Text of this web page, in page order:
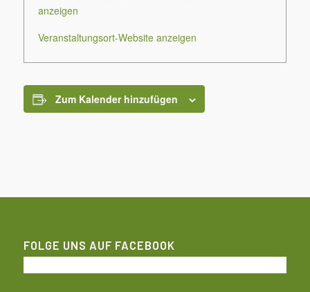
anzeigen
Veranstaltungsort-Website anzeigen
Zum Kalender hinzufügen
FOLGE UNS AUF FACEBOOK